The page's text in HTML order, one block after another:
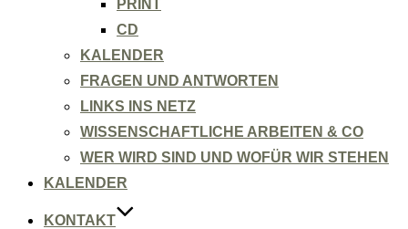
PRINT
CD
KALENDER
FRAGEN UND ANTWORTEN
LINKS INS NETZ
WISSENSCHAFTLICHE ARBEITEN & CO
WER WIRD SIND UND WOFÜR WIR STEHEN
KALENDER
KONTAKT